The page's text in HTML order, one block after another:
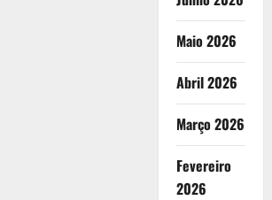
Maio 2026
Abril 2026
Março 2026
Fevereiro
2026